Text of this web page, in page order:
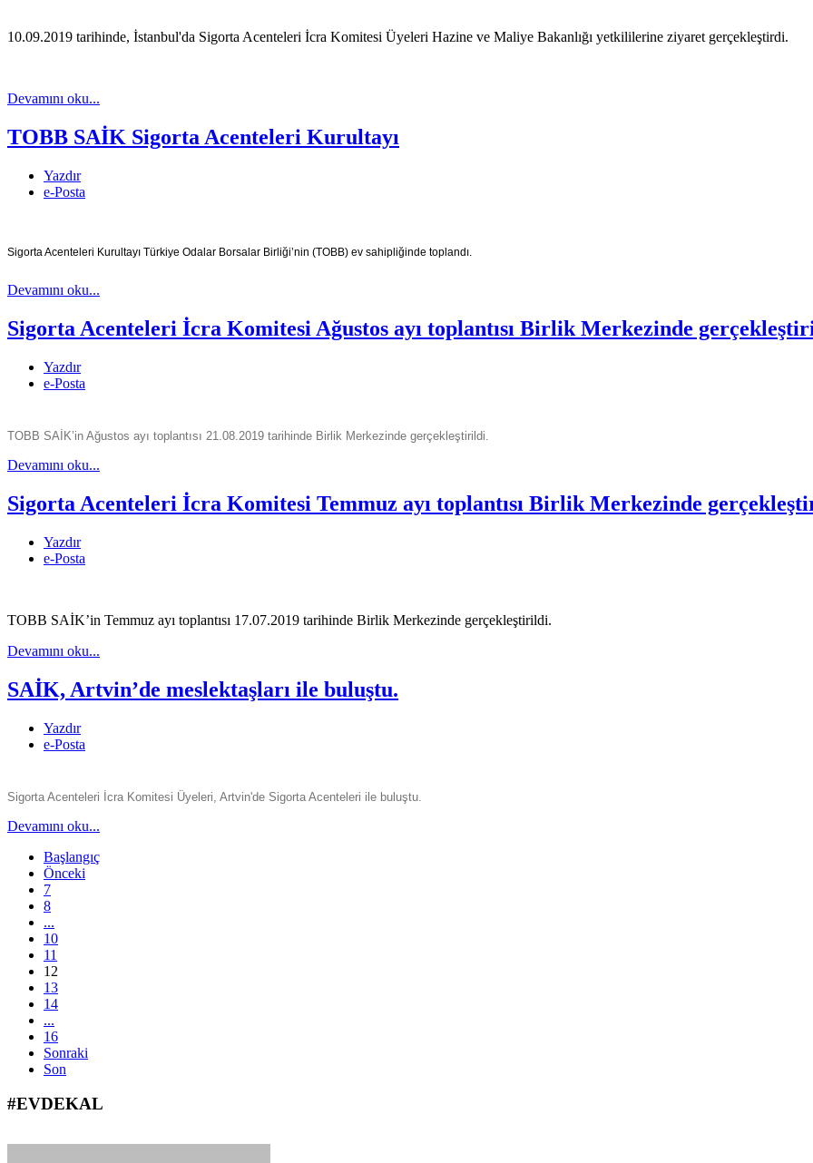
10.09.2019 tarihinde, İstanbul'da Sigorta Acenteleri İcra Komitesi Üyeleri Hazine ve Maliye Bakanlığı yetkililerine ziyaret gerçekleştirdi.
Devamını oku...
TOBB SAİK Sigorta Acenteleri Kurultayı
Yazdır
e-Posta
Sigorta Acenteleri Kurultayı Türkiye Odalar Borsalar Birliği’nin (TOBB) ev sahipliğinde toplandı.
Devamını oku...
Sigorta Acenteleri İcra Komitesi Ağustos ayı toplantısı Birlik Merkezinde
Yazdır
e-Posta
TOBB SAİK’in Ağustos ayı toplantısı 21.08.2019 tarihinde Birlik Merkezinde gerçekleştirildi.
Devamını oku...
Sigorta Acenteleri İcra Komitesi Temmuz ayı toplantısı Birlik Merkezinde
Yazdır
e-Posta
TOBB SAİK’in Temmuz ayı toplantısı 17.07.2019 tarihinde Birlik Merkezinde gerçekleştirildi.
Devamını oku...
SAİK, Artvin’de meslektaşları ile buluştu.
Yazdır
e-Posta
Sigorta Acenteleri İcra Komitesi Üyeleri, Artvin'de Sigorta Acenteleri ile buluştu.
Devamını oku...
Başlangıç
Önceki
7
8
...
10
11
12
13
14
...
16
Sonraki
Son
#EVDEKAL